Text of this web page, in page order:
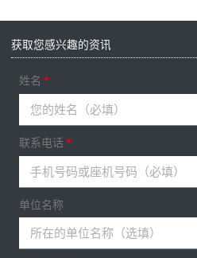
获取您感兴趣的资讯
姓名
联系电话
单位名称